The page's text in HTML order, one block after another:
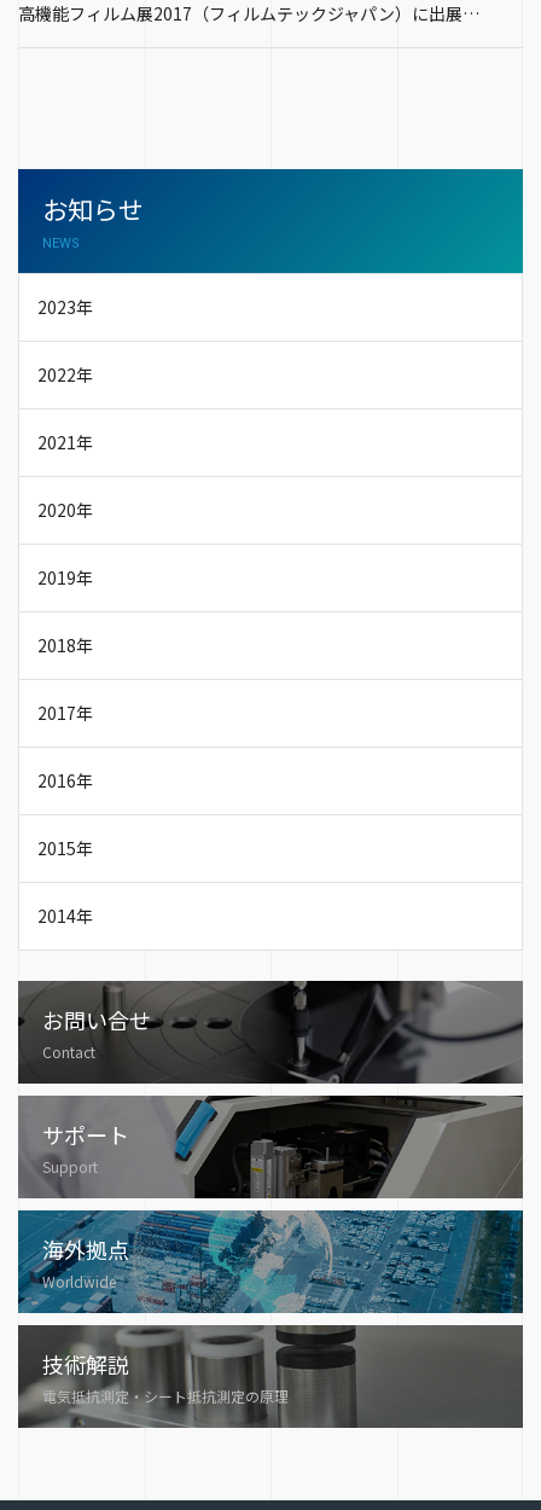
高機能フィルム展2017（フィルムテックジャパン）に出展いたします。 http://www.filmtech.jp/ 日時：2017年4月5日（水）～7日（金） 会場：東京ビッグサイト 弊社小間No.：62…
お知らせ
NEWS
2023年
2022年
2021年
2020年
2019年
2018年
2017年
2016年
2015年
2014年
お問い合せ
Contact
サポート
Support
海外拠点
Worldwide
技術解説
電気抵抗測定・シート抵抗測定の原理